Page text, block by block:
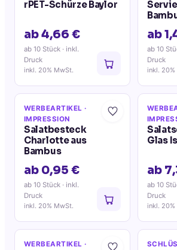
rPET-Schürze Baylor
ab 4,66 €
ab 10 Stück · inkl.
Druck
inkl. 20% MwSt.
ab
ab 10
Druck
inkl. 20%
WERBEARTIKEL ·
IMPRESSION
Salatbesteck
Charlotte aus
Bambus
ab 0,95 €
ab 10 Stück · inkl.
Druck
inkl. 20% MwSt.
Glas
ab
ab 10
Druck
inkl. 20%
WERBEARTIKEL ·